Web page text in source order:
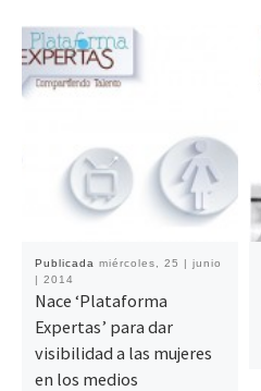
Publicada miércoles, 25 | junio
| 2014
Nace ‘Plataforma
Expertas’ para dar
visibilidad a las mujeres
en los medios